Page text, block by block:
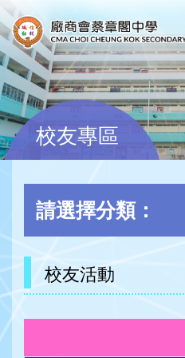
校友專區
請選擇分類：
校友活動